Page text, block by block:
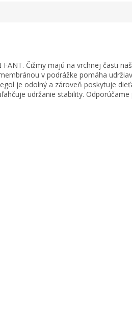
Čižmy majú na vrchnej časti
v podrážke pomáha
je odolný a zároveň poskytuje
udržanie stability.